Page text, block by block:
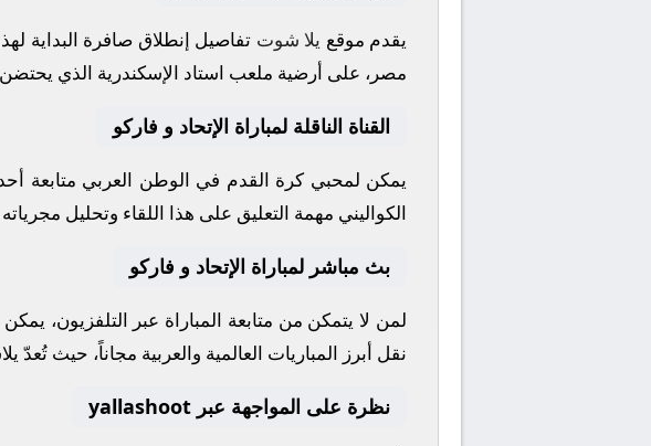
يقدم موقع يلا شوت تفاصيل إنطلاق صافرة البداية
مصر، على أرضية ملعب استاد الإسكندرية الذي
القناة الناقلة لمباراة الإتحاد و فاركو
يمكن لمحبي كرة القدم في الوطن العربي متابعة
الكواليني مهمة التعليق على هذا اللقاء وتحليل
بث مباشر لمباراة الإتحاد و فاركو
لمن لا يتمكن من متابعة المباراة عبر التلفزيون،
نقل أبرز المباريات العالمية والعربية مجاناً، حيث تُعدّ
نظرة على المواجهة عبر yallashoot